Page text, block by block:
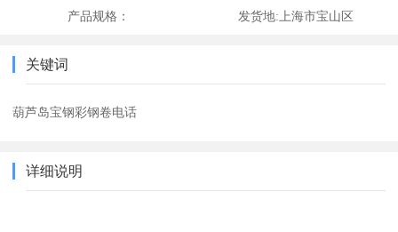
产品规格： 发货地: 上海市宝山区
关键词
葫芦岛宝钢彩钢卷电话
详细说明